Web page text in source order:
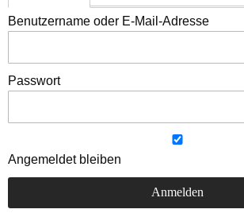
Benutzername oder E-Mail-Adresse
Passwort
Angemeldet bleiben